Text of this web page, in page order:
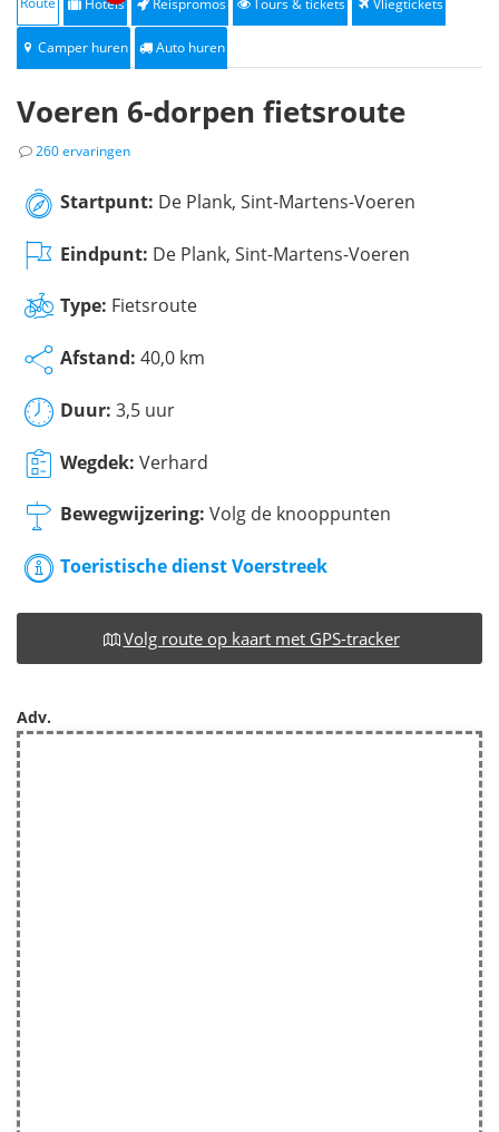
Hotels Reispromos Tours & tickets Vliegtickets
Camper huren Auto huren
Voeren 6-dorpen fietsroute
260 ervaringen
Startpunt: De Plank, Sint-Martens-Voeren
Eindpunt: De Plank, Sint-Martens-Voeren
Type: Fietsroute
Afstand: 40,0 km
Duur: 3,5 uur
Wegdek: Verhard
Bewegwijzering: Volg de knooppunten
Toeristische dienst Voerstreek
Volg route op kaart met GPS-tracker
Adv.